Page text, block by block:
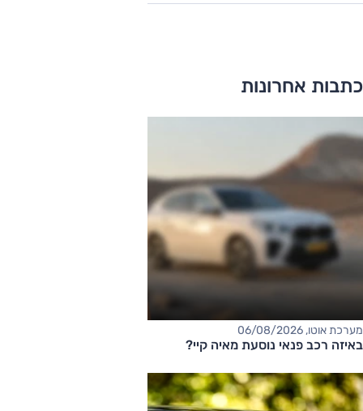
כתבות אחרונות
מערכת אוטו, 06/08/2026
באיזה רכב פנאי נוסעת מאיה קיי?